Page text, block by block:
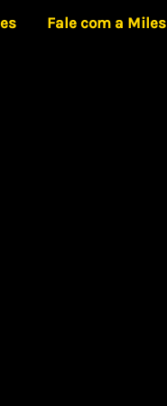
Fale com a Miles